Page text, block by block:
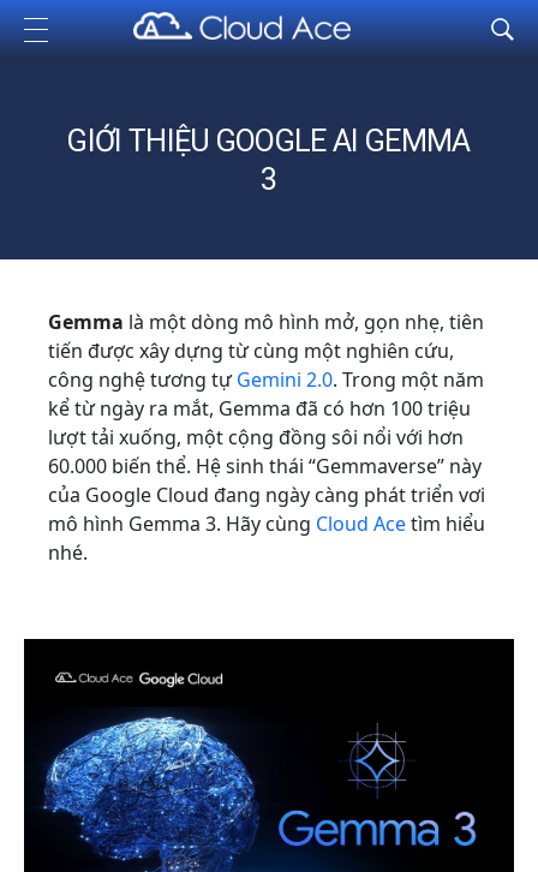
Cloud Ace
Nhà cung cấp giải pháp trên GCP cho doanh nghiệp
GIỚI THIỆU GOOGLE AI GEMMA
3
Gemma là một dòng mô hình mở, gọn nhẹ, tiên
tiến được xây dựng từ cùng một nghiên cứu,
công nghệ tương tựGemini 2.0. Trong một năm
kể từ ngày ra mắt, Gemma đã có hơn 100 triệu
lượt tải xuống, một cộng đồng sôi nổi với hơn
60.000 biến thể. Hệ sinh thái “Gemmaverse” này
của Google Cloud đang ngày càng phát triển vơi
mô hình Gemma 3. Hãy cùng Cloud Acetìm hiểu
nhé.